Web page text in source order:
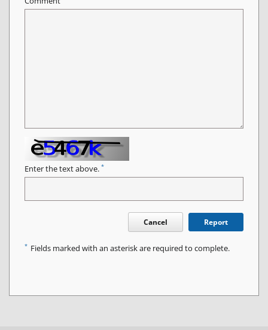
Enter the text above. *
Cancel Report
* Fields marked with an asterisk are required to complete.